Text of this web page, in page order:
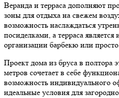
Веранда и терраса дополняют
зоны для отдыха на свежем
возможность наслаждаться
посиделками, а терраса
организации барбекю или
Проект дома из бруса в полтора
метров сочетает в себе
возможность индивидуального
идеальные условия для